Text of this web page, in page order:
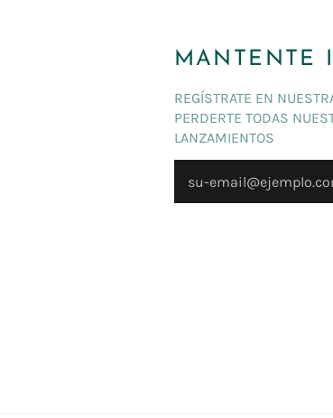
MANTENTE
REGÍSTRATE EN
PERDERTE TODAS
LANZAMIENTOS